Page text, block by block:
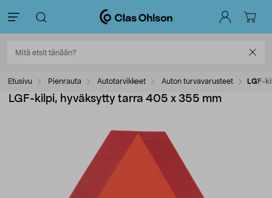
Etusivu Pienrauta Autotarvikkeet Auton turvavarusteet LGF-
LGF-kilpi, hyväksytty tarra 405 x 355 mm